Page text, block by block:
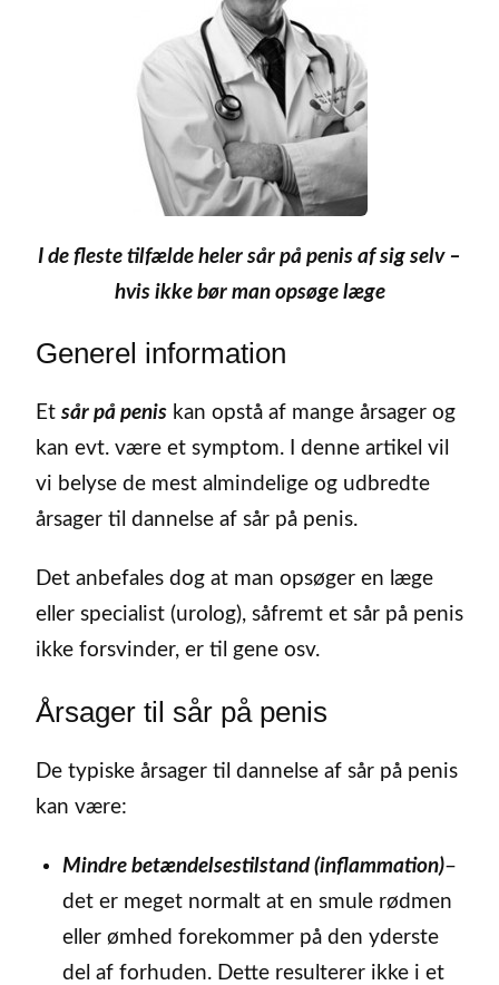
I de fleste tilfælde heler sår på penis af sig selv –
hvis ikke bør man opsøge læge
Generel information
Et sår på penis kan opstå af mange årsager og
kan evt. være et symptom. I denne artikel vil
vi belyse de mest almindelige og udbredte
årsager til dannelse af sår på penis.
Det anbefales dog at man opsøger en læge
eller specialist (urolog), såfremt et sår på penis
ikke forsvinder, er til gene osv.
Årsager til sår på penis
De typiske årsager til dannelse af sår på penis
kan være:
Mindre betændelsestilstand (inflammation)–
det er meget normalt at en smule rødmen
eller ømhed forekommer på den yderste
del af forhuden. Dette resulterer ikke i et